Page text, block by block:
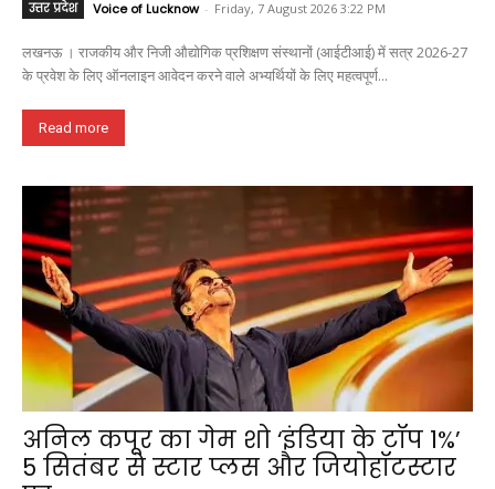
उत्तर प्रदेश Voice of Lucknow - Friday, 7 August 2026 3:22 PM
लखनऊ । राजकीय और निजी औद्योगिक प्रशिक्षण संस्थानों (आईटीआई) में सत्र 2026-27
के प्रवेश के लिए ऑनलाइन आवेदन करने वाले अभ्यर्थियों के लिए महत्वपूर्ण...
Read more
अनिल कपूर का गेम शो ‘इंडिया के टॉप 1%’
5 सितंबर से स्टार प्लस और जियोहॉटस्टार